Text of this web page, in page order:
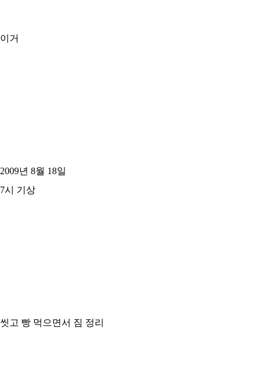
이거
2009년 8월 18일
7시 기상
씻고 빵 먹으면서 짐 정리